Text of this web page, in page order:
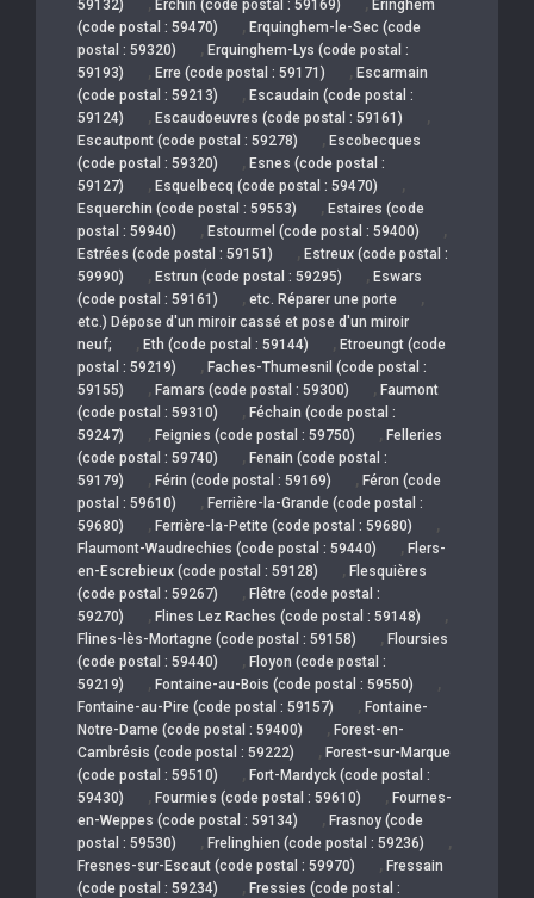
59132)
Erchin (code postal : 59169)
Eringhem
(code postal : 59470)
, Erquinghem-le-Sec (code
postal : 59320)
, Erquinghem-Lys (code postal :
59193)
, Erre (code postal : 59171) , Escarmain
(code postal : 59213)
, Escaudain (code postal :
59124)
, Escaudoeuvres (code postal : 59161) ,
Escautpont (code postal : 59278) , Escobecques
(code postal : 59320)
, Esnes (code postal :
59127)
, Esquelbecq (code postal : 59470) ,
Esquerchin (code postal : 59553) , Estaires (code
postal : 59940)
, Estourmel (code postal : 59400) ,
Estrées (code postal : 59151) , Estreux (code postal :
59990)
, Estrun (code postal : 59295) , Eswars
(code postal : 59161)
, etc. Réparer une porte ,
etc.) Dépose d'un miroir cassé et pose d'un miroir
neuf;
, Eth (code postal : 59144) , Etroeungt (code
postal : 59219)
, Faches-Thumesnil (code postal :
59155)
, Famars (code postal : 59300) , Faumont
(code postal : 59310)
, Féchain (code postal :
59247)
, Feignies (code postal : 59750) , Felleries
(code postal : 59740)
, Fenain (code postal :
59179)
, Férin (code postal : 59169) , Féron (code
postal : 59610)
, Ferrière-la-Grande (code postal :
59680)
, Ferrière-la-Petite (code postal : 59680) ,
Flaumont-Waudrechies (code postal : 59440) , Flers-
en-Escrebieux (code postal : 59128)
, Flesquières
(code postal : 59267)
, Flêtre (code postal :
59270)
, Flines Lez Raches (code postal : 59148) ,
Flines-lès-Mortagne (code postal : 59158) , Floursies
(code postal : 59440)
, Floyon (code postal :
59219)
, Fontaine-au-Bois (code postal : 59550) ,
Fontaine-au-Pire (code postal : 59157) , Fontaine-
Notre-Dame (code postal : 59400)
, Forest-en-
Cambrésis (code postal : 59222)
, Forest-sur-Marque
(code postal : 59510)
, Fort-Mardyck (code postal :
59430)
, Fourmies (code postal : 59610) , Fournes-
en-Weppes (code postal : 59134)
, Frasnoy (code
postal : 59530)
, Frelinghien (code postal : 59236) ,
Fresnes-sur-Escaut (code postal : 59970) , Fressain
(code postal : 59234)
, Fressies (code postal :